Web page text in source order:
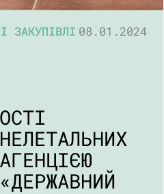
ЗАКУПІВЛІ 08.01.2024